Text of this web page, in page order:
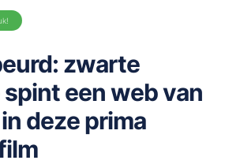
NIETS SELECTEREN
zwarte
een web van
deze prima